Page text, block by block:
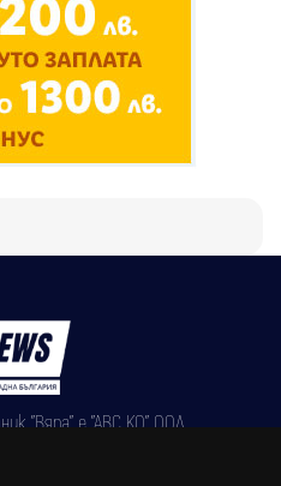
"Вяра" е "АВС КО" ООД,